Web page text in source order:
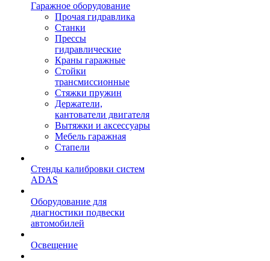
Гаражное оборудование
Прочая гидравлика
Станки
Прессы
гидравлические
Краны гаражные
Стойки
трансмиссионные
Стяжки пружин
Держатели,
кантователи двигателя
Вытяжки и аксессуары
Мебель гаражная
Стапели
Стенды калибровки систем
ADAS
Оборудование для
диагностики подвески
автомобилей
Освещение